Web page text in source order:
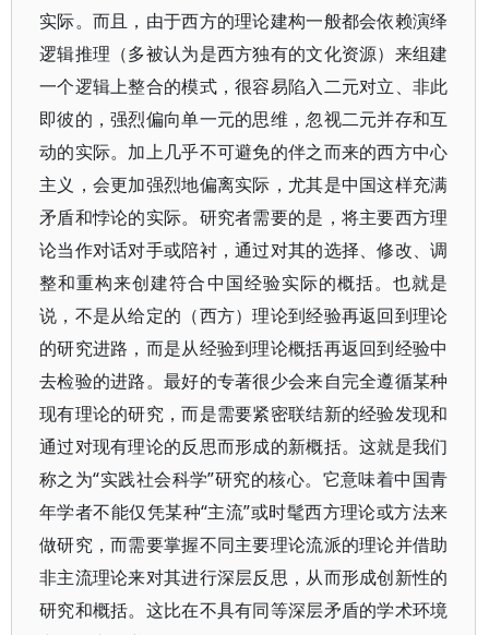
实际。而且，由于西方的理论建构一般都会依赖演绎
逻辑推理（多被认为是西方独有的文化资源）来组建
一个逻辑上整合的模式，很容易陷入二元对立、非此
即彼的，强烈偏向单一元的思维，忽视二元并存和互
动的实际。加上几乎不可避免的伴之而来的西方中心
主义，会更加强烈地偏离实际，尤其是中国这样充满
矛盾和悖论的实际。研究者需要的是，将主要西方理
论当作对话对手或陪衬，通过对其的选择、修改、调
整和重构来创建符合中国经验实际的概括。也就是
说，不是从给定的（西方）理论到经验再返回到理论
的研究进路，而是从经验到理论概括再返回到经验中
去检验的进路。最好的专著很少会来自完全遵循某种
现有理论的研究，而是需要紧密联结新的经验发现和
通过对现有理论的反思而形成的新概括。这就是我们
称之为“实践社会科学”研究的核心。它意味着中国青
年学者不能仅凭某种“主流”或时髦西方理论或方法来
做研究，而需要掌握不同主要理论流派的理论并借助
非主流理论来对其进行深层反思，从而形成创新性的
研究和概括。这比在不具有同等深层矛盾的学术环境